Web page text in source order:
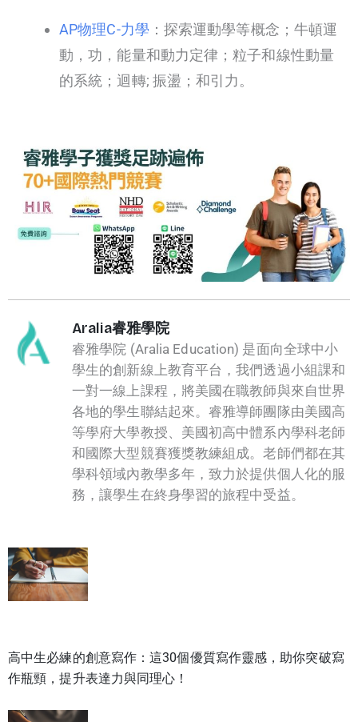
AP物理C-力學 ：探索運動學等概念；牛頓運
動，功，能量和動力定律；粒子和線性動量
的系統；迴轉; 振盪；和引力。
Aralia睿雅學院
睿雅學院 (Aralia Education) 是面向全球中小
學生的創新線上教育平台，我們透過小組課和
一對一線上課程，將美國在職教師與來自世界
各地的學生聯結起來。睿雅導師團隊由美國高
等學府大學教授、美國初高中體系內學科老師
和國際大型競賽獲獎教練組成。老師們都在其
學科領域內教學多年，致力於提供個人化的服
務，讓學生在終身學習的旅程中受益。
高中生必練的創意寫作：這30個優質寫作靈感，助你突破寫
作瓶頸，提升表達力與同理心！